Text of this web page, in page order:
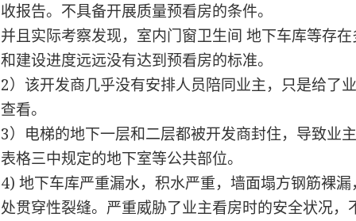
收报告。不具备开展质量预看房的条件。
并且实际考察发现，室内门窗卫生间 地下车库等存
和建设进度远远没有达到预看房的标准。
2）该开发商几乎没有安排人员陪同业主，只是给了
查看。
3）电梯的地下一层和二层都被开发商封住，导致业
表格三中规定的地下室等公共部位。
4) 地下车库严重漏水，积水严重，墙面塌方钢筋裸
处贯穿性裂缝。严重威胁了业主看房时的安全状况，